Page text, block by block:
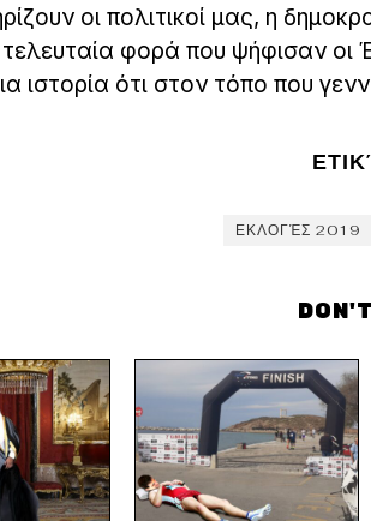
οι πολιτικοί μας, η
φορά που ψήφισαν οι
ιστορία ότι στον τόπο που
ΕΚΛΟΓΈΣ 2019